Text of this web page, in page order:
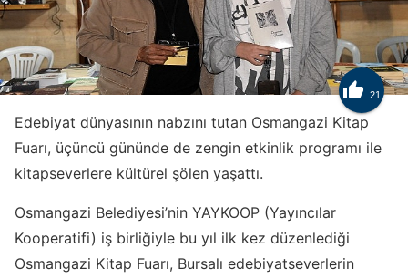
 21
Edebiyat dünyasının nabzını tutan Osmangazi Kitap
Fuarı, üçüncü gününde de zengin etkinlik programı ile
kitapseverlere kültürel şölen yaşattı.
Osmangazi Belediyesi’nin YAYKOOP (Yayıncılar
Kooperatifi) iş birliğiyle bu yıl ilk kez düzenlediği
Osmangazi Kitap Fuarı, Bursalı edebiyatseverlerin